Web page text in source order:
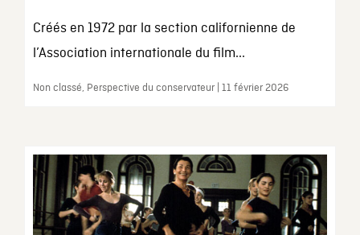
Créés en 1972 par la section californienne de
l’Association internationale du film...
Non classé, Perspective du conservateur | 11 février 2026